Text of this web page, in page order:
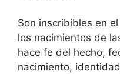
Son inscribibles en
los nacimientos de
hace fe del hecho,
nacimiento,